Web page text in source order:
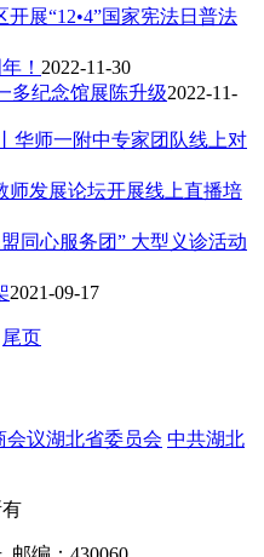
展“12•4”国家宪法日普法
！ 2022-11-30
多纪念馆展陈升级2022-11-
华师一附中专家团队线上对
师发展论坛开展线上直播培
同心服务团” 大型义诊活动
2021-09-17
尾页
议湖北省委员会 中共湖北